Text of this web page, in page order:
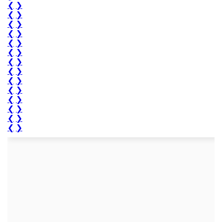
❮ ❯
❮ ❯
❮ ❯
❮ ❯
❮ ❯
❮ ❯
❮ ❯
❮ ❯
❮ ❯
❮ ❯
❮ ❯
❮ ❯
❮ ❯
❮ ❯